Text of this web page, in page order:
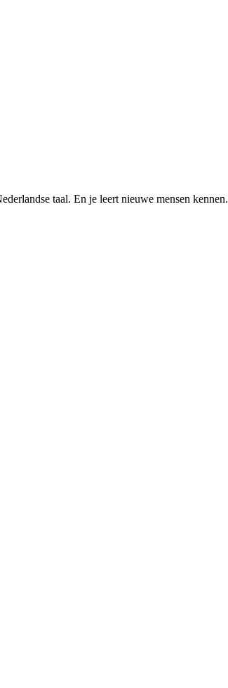
taal. En je leert nieuwe mensen kennen.